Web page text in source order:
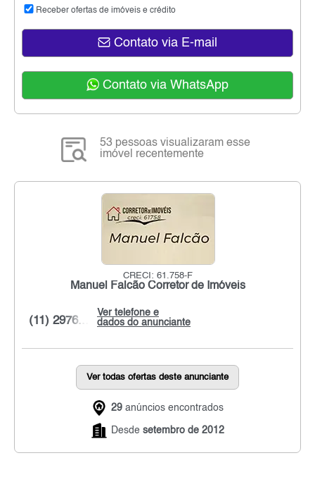
Receber ofertas de imóveis e crédito
Contato via E-mail
Contato via WhatsApp
53 pessoas visualizaram esse
imóvel recentemente
CRECI: 61.758-F
Manuel Falcão Corretor de Imóveis
Ver telefone e
dados do anunciante
(11) 2976...
Ver todas ofertas deste anunciante
29 anúncios encontrados
Desde setembro de 2012